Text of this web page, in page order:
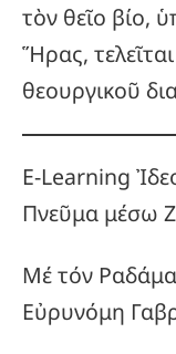
τὸν θεῖο βίο,
Ἥρας,
θεουργικοῦ
E-Learning
Πνεῦμα μέσω
Μέ τόν
Εὐρυνόμη